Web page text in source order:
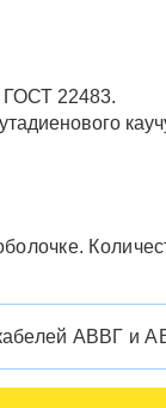
ГОСТ 22483.
АВВГ и